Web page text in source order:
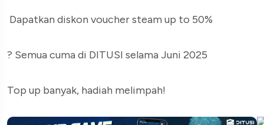
Dapatkan diskon voucher steam up to 50%
? Semua cuma di DITUSI selama Juni 2025
Top up banyak, hadiah melimpah!